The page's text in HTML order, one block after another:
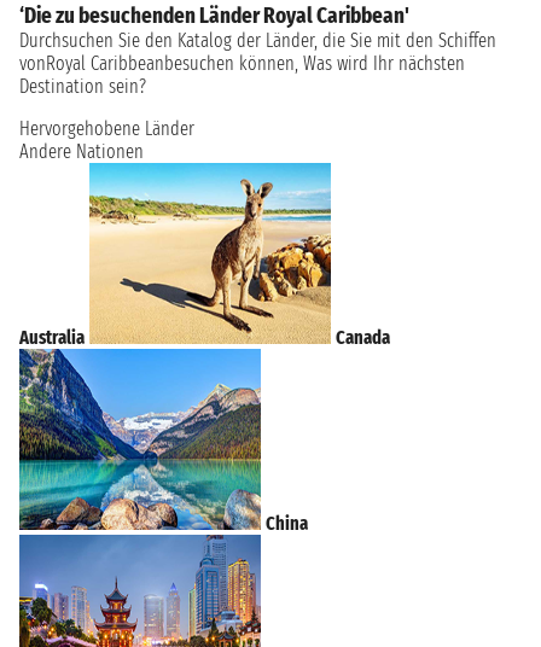
‘Die zu besuchenden Länder Royal Caribbean'
Durchsuchen Sie den Katalog der Länder, die Sie mit den Schiffen
vonRoyal Caribbeanbesuchen können, Was wird Ihr nächsten
Destination sein?
Hervorgehobene Länder
Andere Nationen
Australia Canada
China